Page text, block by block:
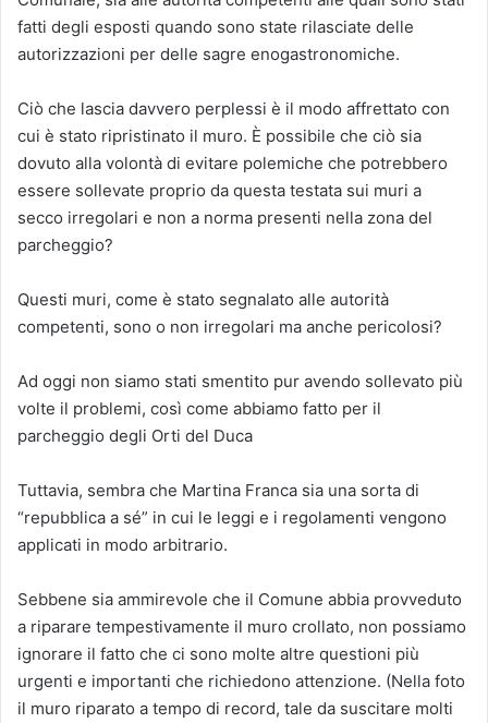
fatti degli esposti quando sono state rilasciate delle
autorizzazioni per delle sagre enogastronomiche.
Ciò che lascia davvero perplessi è il modo affrettato con
cui è stato ripristinato il muro. È possibile che ciò sia
dovuto alla volontà di evitare polemiche che potrebbero
essere sollevate proprio da questa testata sui muri a
secco irregolari e non a norma presenti nella zona del
parcheggio?
Questi muri, come è stato segnalato alle autorità
competenti, sono o non irregolari ma anche pericolosi?
Ad oggi non siamo stati smentito pur avendo sollevato più
volte il problemi, così come abbiamo fatto per il
parcheggio degli Orti del Duca
Tuttavia, sembra che Martina Franca sia una sorta di
“repubblica a sé” in cui le leggi e i regolamenti vengono
applicati in modo arbitrario.
Sebbene sia ammirevole che il Comune abbia provveduto
a riparare tempestivamente il muro crollato, non possiamo
ignorare il fatto che ci sono molte altre questioni più
urgenti e importanti che richiedono attenzione. (Nella foto
il muro riparato a tempo di record, tale da suscitare molti